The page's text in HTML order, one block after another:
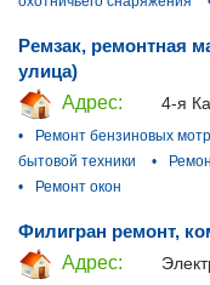
Ремзак, ремонтная
улица)
Адрес:
4-я
•
Ремонт бензиновых
бытовой техники
•
•
Ремонт окон
Филигран ремонт,
Адрес: